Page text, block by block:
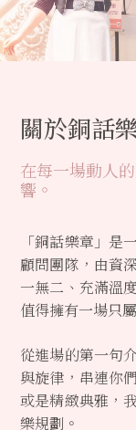
關於銅話
在每一場動人
響。
「銅話樂章」是
顧問團隊，由資
一無二、充滿溫
值得擁有一場只
從進場的第一句
與旋律，串連你
或是精緻典雅，
樂規劃。